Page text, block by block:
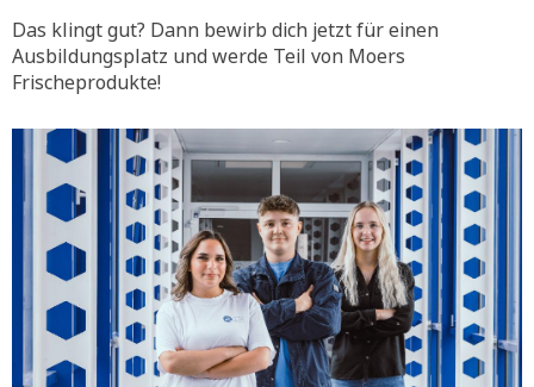
Das klingt gut? Dann bewirb dich jetzt für einen
Ausbildungsplatz und werde Teil von Moers
Frischeprodukte!